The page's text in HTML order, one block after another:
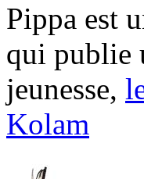
Pippa est
qui publie
jeunesse,
Kolam